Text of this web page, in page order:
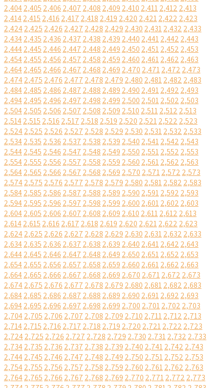
2,4042,405 2,406 2,407 2,408 2,409 2,410 2,4112,412 2,413
2,4142,415 2,416 2,417 2,418 2,419 2,420 2,4212,422 2,423
2,4242,425 2,426 2,427 2,428 2,429 2,430 2,4312,432 2,433
2,4342,435 2,436 2,437 2,438 2,439 2,440 2,4412,442 2,443
2,4442,445 2,446 2,447 2,448 2,449 2,450 2,4512,452 2,453
2,4542,455 2,456 2,457 2,458 2,459 2,460 2,4612,462 2,463
2,4642,465 2,466 2,467 2,468 2,469 2,470 2,4712,472 2,473
2,4742,475 2,476 2,477 2,478 2,479 2,480 2,4812,482 2,483
2,4842,485 2,486 2,487 2,488 2,489 2,490 2,4912,492 2,493
2,4942,495 2,496 2,497 2,498 2,499 2,500 2,5012,502 2,503
2,5042,505 2,506 2,507 2,508 2,509 2,510 2,5112,512 2,513
2,5142,515 2,516 2,517 2,518 2,519 2,520 2,5212,522 2,523
2,5242,525 2,526 2,527 2,528 2,529 2,530 2,5312,532 2,533
2,5342,535 2,536 2,537 2,538 2,539 2,540 2,5412,542 2,543
2,5442,545 2,546 2,547 2,548 2,549 2,550 2,5512,552 2,553
2,5542,555 2,556 2,557 2,558 2,559 2,560 2,5612,562 2,563
2,5642,565 2,566 2,567 2,568 2,569 2,570 2,5712,572 2,573
2,5742,575 2,576 2,577 2,578 2,579 2,580 2,5812,582 2,583
2,5842,585 2,586 2,587 2,588 2,589 2,590 2,5912,592 2,593
2,5942,595 2,596 2,597 2,598 2,599 2,600 2,6012,602 2,603
2,6042,605 2,606 2,607 2,608 2,609 2,610 2,6112,612 2,613
2,6142,615 2,616 2,617 2,618 2,619 2,620 2,6212,622 2,623
2,6242,625 2,626 2,627 2,628 2,629 2,630 2,6312,632 2,633
2,6342,635 2,636 2,637 2,638 2,639 2,640 2,6412,642 2,643
2,6442,645 2,646 2,647 2,648 2,649 2,650 2,6512,652 2,653
2,6542,655 2,656 2,657 2,658 2,659 2,660 2,6612,662 2,663
2,6642,665 2,666 2,667 2,668 2,669 2,670 2,6712,672 2,673
2,6742,675 2,676 2,677 2,678 2,679 2,680 2,6812,682 2,683
2,6842,685 2,686 2,687 2,688 2,689 2,690 2,6912,692 2,693
2,6942,695 2,696 2,697 2,698 2,699 2,700 2,7012,702 2,703
2,7042,705 2,706 2,707 2,708 2,709 2,710 2,7112,712 2,713
2,7142,715 2,716 2,717 2,718 2,719 2,720 2,7212,722 2,723
2,7242,725 2,726 2,727 2,728 2,729 2,730 2,7312,732 2,733
2,7342,735 2,736 2,737 2,738 2,739 2,740 2,7412,742 2,743
2,7442,745 2,746 2,747 2,748 2,749 2,750 2,7512,752 2,753
2,7542,755 2,756 2,757 2,758 2,759 2,760 2,7612,762 2,763
2,7642,765 2,766 2,767 2,768 2,769 2,770 2,7712,772 2,773